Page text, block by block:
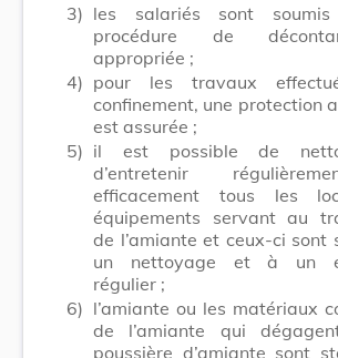
3) les salariés sont
procédure de
appropriée ;
4) pour les travaux
confinement, une protection
est assurée ;
5) il est possible de
d’entretenir
efficacement tous les
équipements servant au
de l’amiante et ceux-ci sont
un nettoyage et à un
régulier ;
6) l’amiante ou les matériaux
de l’amiante qui
poussière d’amiante sont